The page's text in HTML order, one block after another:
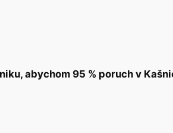
abychom 95 % poruch v